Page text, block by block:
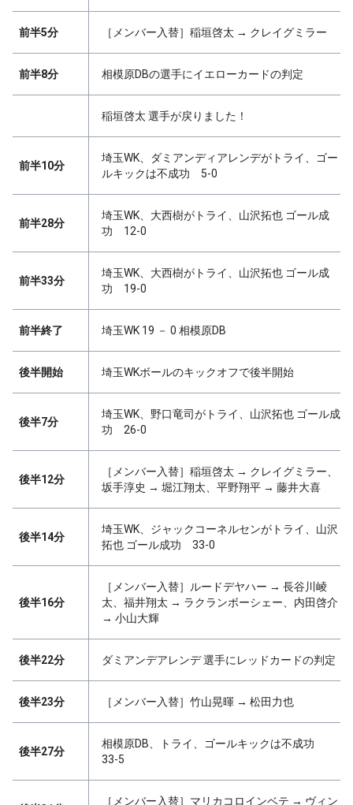
前半5分 ［メンバー入替］稲垣啓太 → クレイグミラー
前半8分 相模原DBの選手にイエローカードの判定
稲垣啓太 選手が戻りました！
前半10分
埼玉WK、ダミアンディアレンデがトライ、ゴー
ルキックは不成功 5-0
前半28分
埼玉WK、大西樹がトライ、山沢拓也 ゴール成
功 12-0
前半33分
埼玉WK、大西樹がトライ、山沢拓也 ゴール成
功 19-0
前半終了 埼玉WK 19 － 0 相模原DB
後半開始 埼玉WKボールのキックオフで後半開始
後半7分
埼玉WK、野口竜司がトライ、山沢拓也 ゴール成
功 26-0
後半12分
［メンバー入替］稲垣啓太 → クレイグミラー、
坂手淳史 → 堀江翔太、平野翔平 → 藤井大喜
後半14分
埼玉WK、ジャックコーネルセンがトライ、山沢
拓也 ゴール成功 33-0
後半16分
［メンバー入替］ルードデヤハー → 長谷川崚
太、福井翔太 → ラクランボーシェー、内田啓介
→ 小山大輝
後半22分 ダミアンデアレンデ 選手にレッドカードの判定
後半23分 ［メンバー入替］竹山晃暉 → 松田力也
後半27分
相模原DB、トライ、ゴールキックは不成功
33-5
［メンバー入替］マリカコロインベテ → ヴィン